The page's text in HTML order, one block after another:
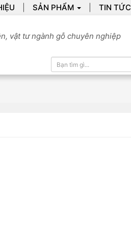
SẢN PHẨM TIN TỨC
vật tư ngành gỗ chuyên nghiệp